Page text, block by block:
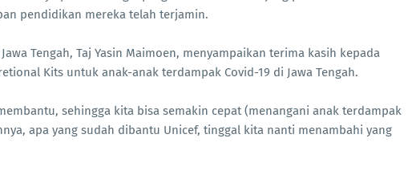
pendidikan mereka telah terjamin.
Tengah, Taj Yasin Maimoen, menyampaikan terima kasih kepada
Kits untuk anak-anak terdampak Covid-19 di Jawa Tengah.
sehingga kita bisa semakin cepat (menangani anak terdampak
apa yang sudah dibantu Unicef, tinggal kita nanti menambahi yang